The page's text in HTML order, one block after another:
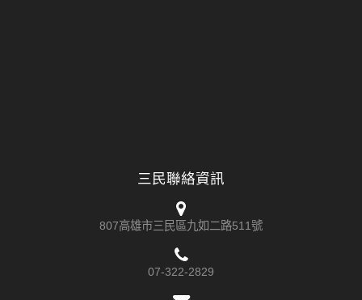
三民聯絡資訊
807高雄市三民區九如二路511號
07-322-2829